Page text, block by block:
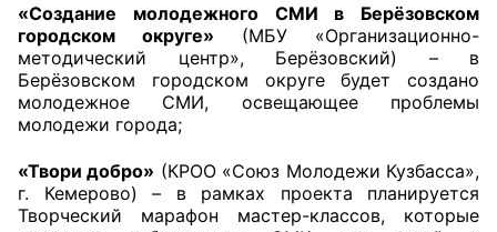
«Создание молодежного СМИ в Берёзовском
городском округе» (МБУ «Организационно-
методический центр», Берёзовский) – в
Берёзовском городском округе будет создано
молодежное СМИ, освещающее проблемы
молодежи города;
«Твори добро» (КРОО «Союз Молодежи Кузбасса»,
г. Кемерово) – в рамках проекта планируется
Творческий марафон мастер-классов, которые